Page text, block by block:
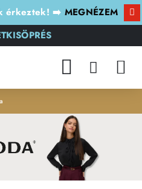
érkeztek! ➡️ MEGNÉZEM